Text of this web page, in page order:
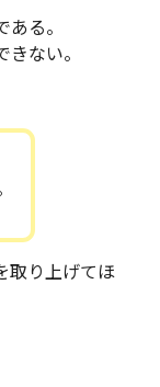
る。
ない。
取り上げてほ